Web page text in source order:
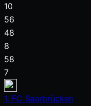
10
56
48
8
58
7
1. FC Saarbrücken